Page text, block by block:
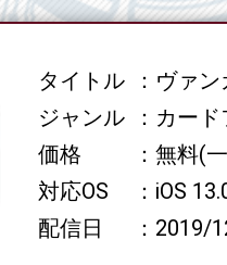
SPECタイトル
ヴァン
ジャンル
カード
価格
無料(
対応OS
iOS
配信日
2019/